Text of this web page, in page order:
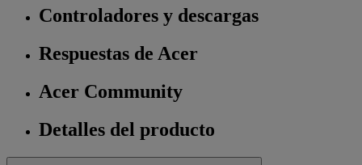
Controladores y descargas
Respuestas de Acer
Acer Community
Detalles del producto